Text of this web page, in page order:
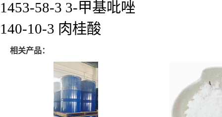
1453-58-3 3-甲基吡唑
140-10-3 肉桂酸
相关产品：